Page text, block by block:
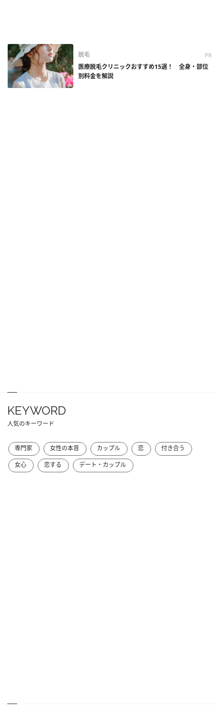
脱毛 PR
医療脱毛クリニックおすすめ15選！ 全身・部位
別料金を解説
KEYWORD
人気のキーワード
専門家 女性の本音 カップル 恋
付き合う
女心
恋する デート・カップル